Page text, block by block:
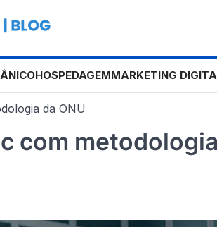
HOSPEDAGEMMARKETING
da ONU
com